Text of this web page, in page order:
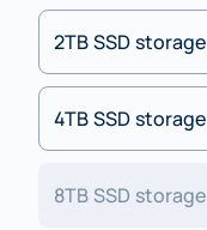
2TB SSD storage
4TB SSD storage
8TB SSD storage